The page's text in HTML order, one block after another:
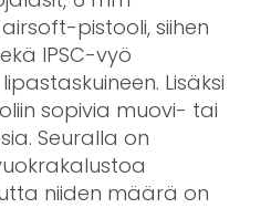
pistooli, siihen
IPSC-vyö
Lisäksi
sopivia muovi- tai
Seuralla on
niiden määrä on